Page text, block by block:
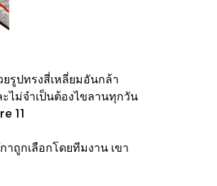
รูปทรงสี่เหลี่ยมอันกล้า
ไม่จำเป็นต้องไขลานทุกวัน
11
ถูกเลือกโดยทีมงาน เขา